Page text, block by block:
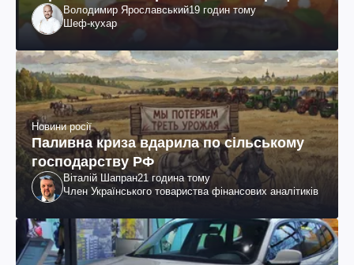
Володимир Ярославський19 годин тому
Шеф-кухар
Новини росії
Паливна криза вдарила по сільському
господарству РФ
Віталій Шапран21 година тому
Член Українського товариства фінансових аналітиків